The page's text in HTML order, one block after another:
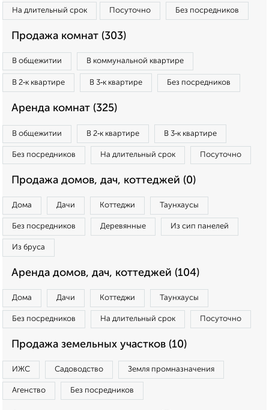
На длительный срок Посуточно Без посредников
Продажа комнат (303)
В общежитии В коммунальной квартире
В 2‑к квартире В 3‑к квартире Без посредников
Аренда комнат (325)
В общежитии В 2‑к квартире В 3‑к квартире
Без посредников На длительный срок Посуточно
Продажа домов, дач, коттеджей (0)
Дома Дачи Коттеджи Таунхаусы
Без посредников Деревянные Из сип панелей
Из бруса
Аренда домов, дач, коттеджей (104)
Дома Дачи Коттеджи Таунхаусы
Без посредников На длительный срок Посуточно
Продажа земельных участков (10)
ИЖС Садоводство Земля промназначения
Агенство Без посредников